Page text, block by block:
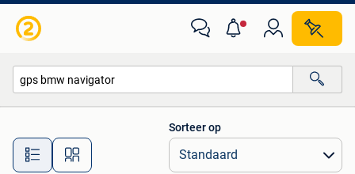
Alle afstanden…
Sorteer op